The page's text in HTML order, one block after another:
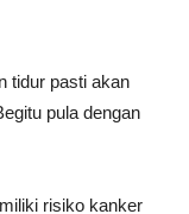
tidur pasti akan
pula dengan
risiko kanker